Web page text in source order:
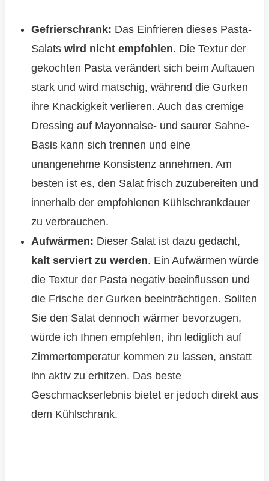
Gefrierschrank: Das Einfrieren dieses Pasta-
Salats wird nicht empfohlen. Die Textur der
gekochten Pasta verändert sich beim Auftauen
stark und wird matschig, während die Gurken
ihre Knackigkeit verlieren. Auch das cremige
Dressing auf Mayonnaise- und saurer Sahne-
Basis kann sich trennen und eine
unangenehme Konsistenz annehmen. Am
besten ist es, den Salat frisch zuzubereiten und
innerhalb der empfohlenen Kühlschrankdauer
zu verbrauchen.
Aufwärmen: Dieser Salat ist dazu gedacht,
kalt serviert zu werden. Ein Aufwärmen würde
die Textur der Pasta negativ beeinflussen und
die Frische der Gurken beeinträchtigen. Sollten
Sie den Salat dennoch wärmer bevorzugen,
würde ich Ihnen empfehlen, ihn lediglich auf
Zimmertemperatur kommen zu lassen, anstatt
ihn aktiv zu erhitzen. Das beste
Geschmackserlebnis bietet er jedoch direkt aus
dem Kühlschrank.